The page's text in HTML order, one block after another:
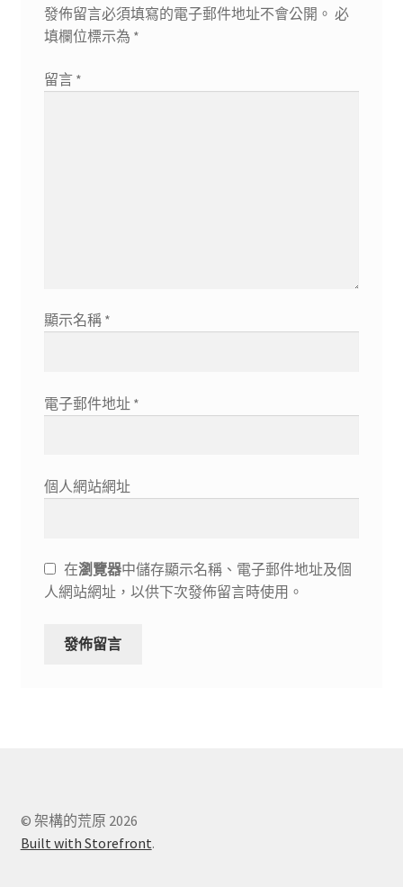
發佈留言必須填寫的電子郵件地址不會公開。 必
填欄位標示為 *
留言 *
顯示名稱 *
電子郵件地址 *
個人網站網址
在瀏覽器中儲存顯示名稱、電子郵件地址及個
人網站網址，以供下次發佈留言時使用。
© 架構的荒原 2026
Built with Storefront.